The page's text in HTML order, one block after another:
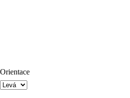
Orientace